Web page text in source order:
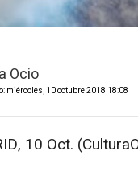
Ocio
miércoles, 10 octubre 2018 18:08
10 Oct.